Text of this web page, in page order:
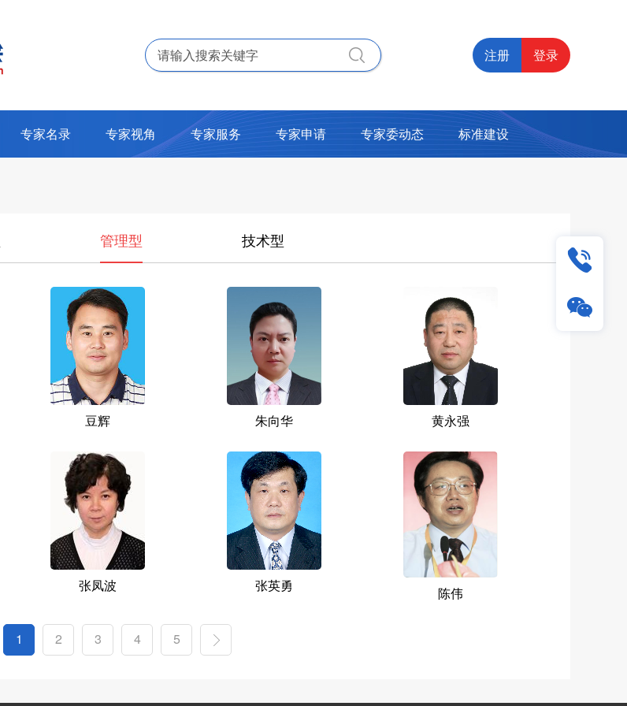
注册 登录
专家名录 专家视角 专家服务 专家申请 专家委动态 标准建设
管理型 技术型
豆辉 朱向华 黄永强
张凤波 张英勇 陈伟
1 2 3 4 5